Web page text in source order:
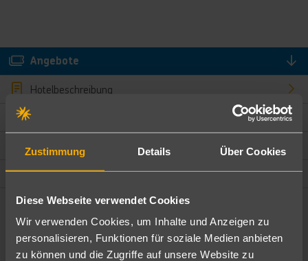
Zustimmung Details Über Cookies
Diese Webseite verwendet Cookies
Wir verwenden Cookies, um Inhalte und Anzeigen zu
personalisieren, Funktionen für soziale Medien anbieten
zu können und die Zugriffe auf unsere Website zu
Angebote
Hotelbeschreibung
Hotelmerkmale
Bewertungen
Lage und Umgebung
Angebote filtern
Ändere die Kriterien nach deinen Wünschen